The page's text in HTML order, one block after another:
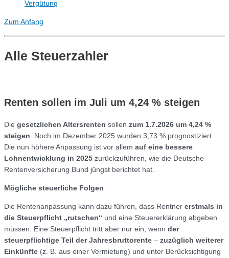
Vergütung
Zum Anfang
Alle Steuerzahler
Renten sollen im Juli um 4,24 % steigen
Die gesetzlichen Altersrenten sollen zum 1.7.2026 um 4,24 %
steigen. Noch im Dezember 2025 wurden 3,73 % prognostiziert.
Die nun höhere Anpassung ist vor allem auf eine bessere
Lohnentwicklung in 2025 zurückzuführen, wie die Deutsche
Rentenversicherung Bund jüngst berichtet hat.
Mögliche steuerliche Folgen
Die Rentenanpassung kann dazu führen, dass Rentner erstmals in
die Steuerpflicht „rutschen“ und eine Steuererklärung abgeben
müssen. Eine Steuerpflicht tritt aber nur ein, wenn der
steuerpflichtige Teil der Jahresbruttorente – zuzüglich weiterer
Einkünfte (z. B. aus einer Vermietung) und unter Berücksichtigung